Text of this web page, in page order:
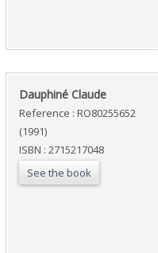
‎Dauphiné Claude‎
Reference : RO80255652
(1991)
ISBN : 2715217048
See the book